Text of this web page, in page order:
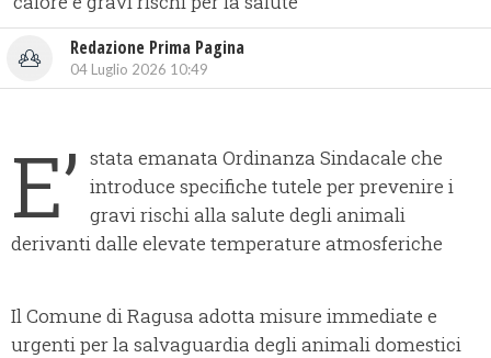
Redazione Prima Pagina
04 Luglio 2026 10:49
E’ stata emanata Ordinanza Sindacale che
introduce specifiche tutele per prevenire i
gravi rischi alla salute degli animali
derivanti dalle elevate temperature atmosferiche
Il Comune di Ragusa adotta misure immediate e
urgenti per la salvaguardia degli animali domestici